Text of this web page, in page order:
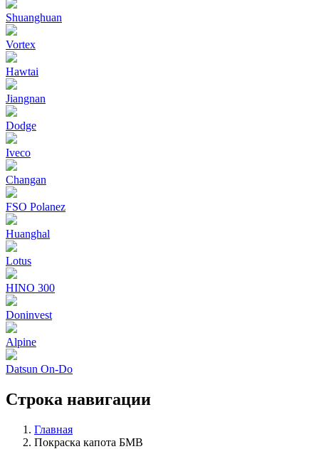
Shuanghuan
Vortex
Hawtai
Jiangnan
Dodge
Iveco
Changan
FSO Polanez
Huanghal
Lotus
HINO 300
Doninvest
Alpine
Datsun On-Do
Строка навигации
Главная
Покраска капота БМВ